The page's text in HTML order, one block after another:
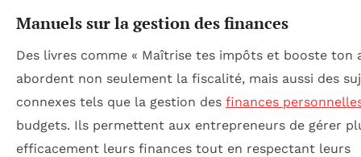
Manuels sur la gestion des finances
Des livres comme « Maîtrise tes impôts et booste ton
abordent non seulement la fiscalité, mais aussi des
connexes tels que la gestion des finances
budgets. Ils permettent aux entrepreneurs de gérer
efficacement leurs finances tout en respectant leurs